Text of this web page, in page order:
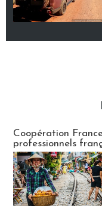
Coopération
professionnels